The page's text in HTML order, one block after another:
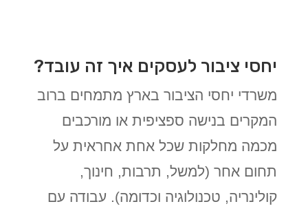
יחסי ציבור לעסקים איך זה עובד?
משרדי יחסי הציבור בארץ מתמחים ברוב
המקרים בנישה ספציפית או מורכבים
מכמה מחלקות שכל אחת אחראית על
תחום אחר (למשל, תרבות, חינוך,
קולינריה, טכנולוגיה וכדומה). עבודה עם